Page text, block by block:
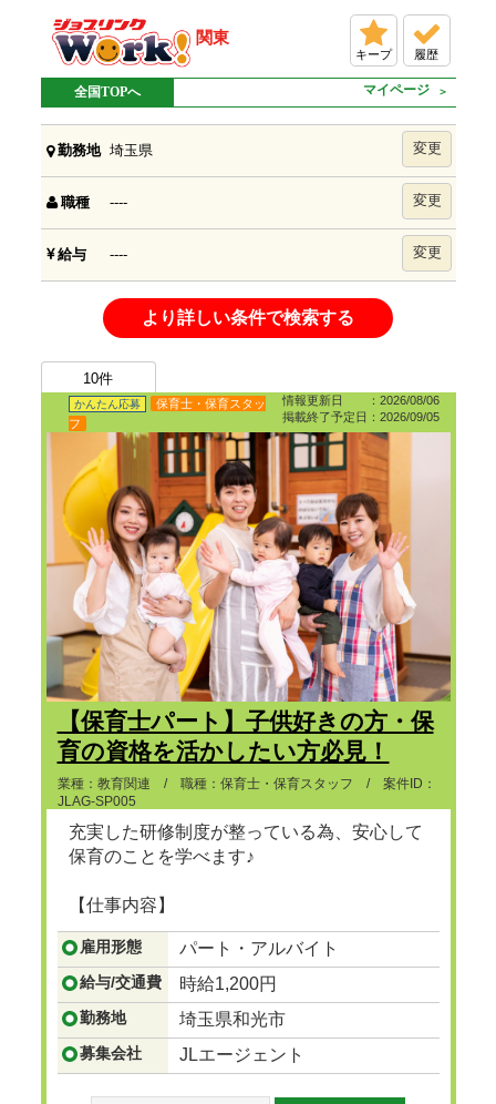
関東
キープ 履歴
全国TOPへ マイページ
勤務地 埼玉県 変更
職種 ---- 変更
給与 ---- 変更
より詳しい条件で検索する
10件
情報更新日 ：2026/08/06
掲載終了予定日：2026/09/05
かんたん応募
保育士・保育スタッ
フ
【保育士パート】子供好きの方・保
育の資格を活かしたい方必見！
業種：教育関連 / 職種：保育士・保育スタッフ / 案件ID：
JLAG-SP005
充実した研修制度が整っている為、安心して
保育のことを学べます♪
【仕事内容】
...つづきを見る
雇用形態 パート・アルバイト
給与/交通費 時給1,200円
勤務地 埼玉県和光市
募集会社 JLエージェント